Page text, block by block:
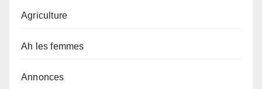
Agriculture
Ah les femmes
Annonces